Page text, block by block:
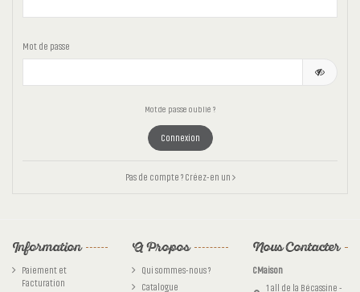
Mot de passe
Mot de passe oublié ?
Connexion
Pas de compte ? Créez-en un
Information
Paiement et
Facturation
A Propos
Qui sommes-nous ?
Catalogue
Nous Contacter
CMaison
1 all de la Bécassine -